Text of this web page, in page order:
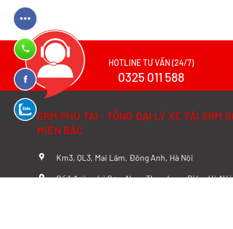
HOTLINE TƯ VẤN (24/7)
0325 011 588
SRM PHÚ TÀI - TỔNG ĐẠI LÝ XE TẢI SRM
MIỀN BẮC
Km3, QL3, Mai Lâm, Đông Anh, Hà Nội
Số 1 đường Lý Sơn, Ngọc Thụy, Long Biên, Hà Nội